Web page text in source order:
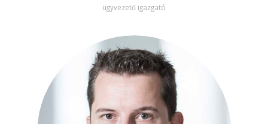
ügyvezető igazgató